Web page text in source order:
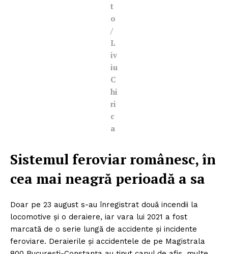
t
o
/
L
iv
iu
C
hi
ri
c
a
Sistemul feroviar românesc, în
cea mai neagră perioadă a sa
Doar pe 23 august s-au înregistrat două incendii la
locomotive şi o deraiere, iar vara lui 2021 a fost
marcată de o serie lungă de accidente şi incidente
feroviare. Deraierile şi accidentele de pe Magistrala